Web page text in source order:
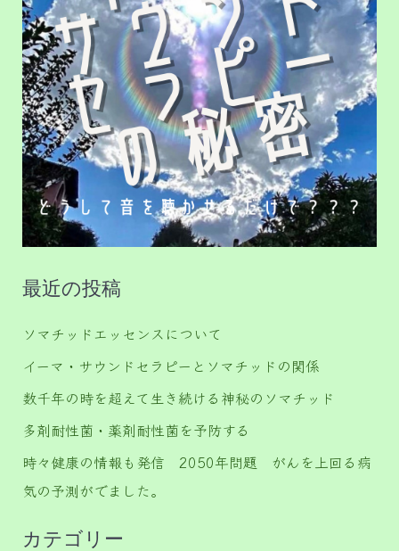
最近の投稿
ソマチッドエッセンスについて
イーマ・サウンドセラピーとソマチッドの関係
数千年の時を超えて生き続ける神秘のソマチッド
多剤耐性菌・薬剤耐性菌を予防する
時々健康の情報も発信 2050年問題 がんを上回る病
気の予測がでました。
カテゴリー